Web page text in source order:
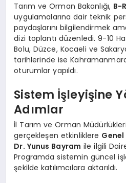
Tarım ve Orman Bakanlığı, B-
uygulamalarına dair teknik
paydaşlarını bilgilendirmek
dizi toplantı düzenledi. 9-10
Bolu, Düzce, Kocaeli ve
tarihlerinde ise
oturumlar yapıldı.
Sistem İşleyişine
Adımlar
İl Tarım ve Orman
gerçekleşen etkinliklere Genel
Dr. Yunus Bayram ile ilgili
Programda sistemin güncel
şekilde katılımcılara aktarıldı.